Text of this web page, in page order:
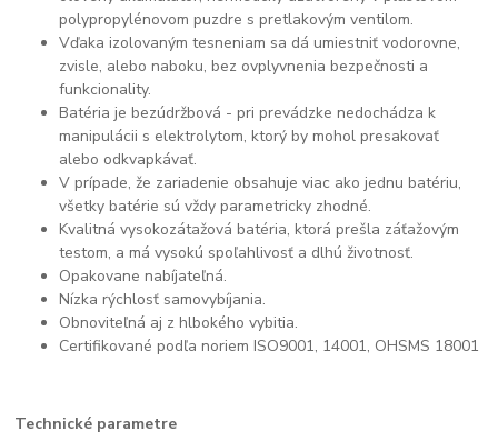
polypropylénovom puzdre s pretlakovým ventilom.
Vďaka izolovaným tesneniam sa dá umiestniť vodorovne,
zvisle, alebo naboku, bez ovplyvnenia bezpečnosti a
funkcionality.
Batéria je bezúdržbová - pri prevádzke nedochádza k
manipulácii s elektrolytom, ktorý by mohol presakovať
alebo odkvapkávať.
V prípade, že zariadenie obsahuje viac ako jednu batériu,
všetky batérie sú vždy parametricky zhodné.
Kvalitná vysokozátažová batéria, ktorá prešla záťažovým
testom, a má vysokú spoľahlivosť a dlhú životnosť.
Opakovane nabíjateľná.
Nízka rýchlosť samovybíjania.
Obnoviteľná aj z hlbokého vybitia.
Certifikované podľa noriem ISO9001, 14001, OHSMS 18001
Technické parametre